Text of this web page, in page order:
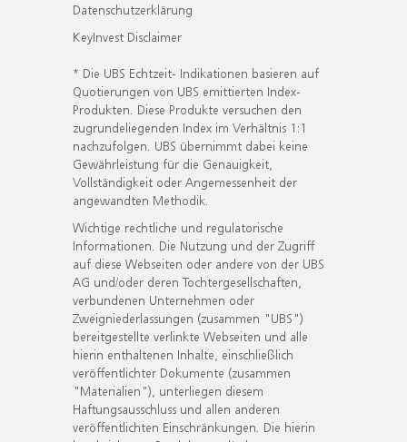
Datenschutzerklärung
KeyInvest Disclaimer
* Die UBS Echtzeit- Indikationen basieren auf
Quotierungen von UBS emittierten Index-
Produkten. Diese Produkte versuchen den
zugrundeliegenden Index im Verhältnis 1:1
nachzufolgen. UBS übernimmt dabei keine
Gewährleistung für die Genauigkeit,
Vollständigkeit oder Angemessenheit der
angewandten Methodik.
Wichtige rechtliche und regulatorische
Informationen. Die Nutzung und der Zugriff
auf diese Webseiten oder andere von der UBS
AG und/oder deren Tochtergesellschaften,
verbundenen Unternehmen oder
Zweigniederlassungen (zusammen "UBS")
bereitgestellte verlinkte Webseiten und alle
hierin enthaltenen Inhalte, einschließlich
veröffentlichter Dokumente (zusammen
"Materialien"), unterliegen diesem
Haftungsausschluss und allen anderen
veröffentlichten Einschränkungen. Die hierin